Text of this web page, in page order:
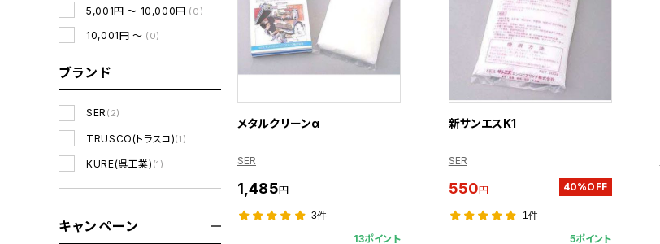
5,001円 ～ 10,000円 (0)
10,001円 ～ (0)
ブランド
SER (2)
TRUSCO(トラスコ)(1)
KURE(呉工業) (1)
キャンペーン
メタルクリーンα
SER
1,485円
3件
13ポイント
新サンエスK1
SER
550円 40%OFF
1件
5ポイント